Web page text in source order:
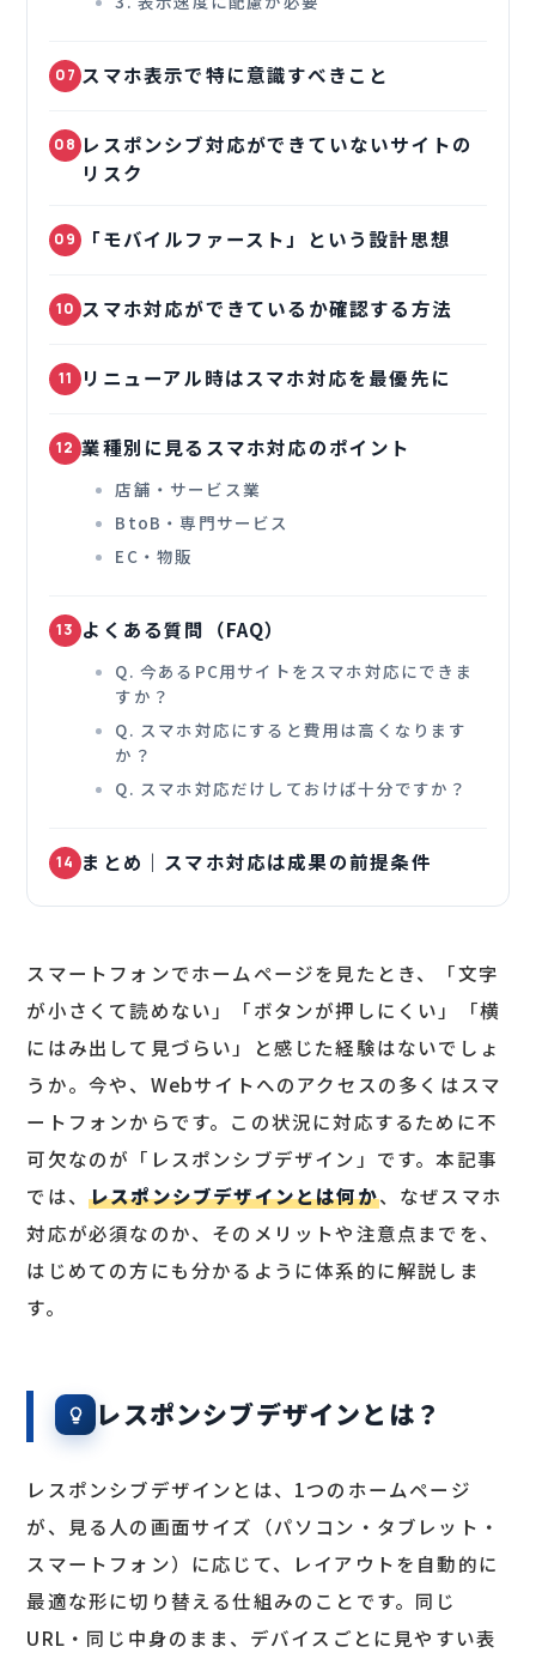
07 スマホ表示で特に意識すべきこと
08 レスポンシブ対応ができていないサイトの
リスク
09 「モバイルファースト」という設計思想
10 スマホ対応ができているか確認する方法
11 リニューアル時はスマホ対応を最優先に
12 業種別に見るスマホ対応のポイント
店舗・サービス業
BtoB・専門サービス
EC・物販
13 よくある質問（FAQ）
Q. 今あるPC用サイトをスマホ対応にできま
すか？
Q. スマホ対応にすると費用は高くなります
か？
Q. スマホ対応だけしておけば十分ですか？
14 まとめ｜スマホ対応は成果の前提条件
スマートフォンでホームページを見たとき、「文字
が小さくて読めない」「ボタンが押しにくい」「横
にはみ出して見づらい」と感じた経験はないでしょ
うか。今や、Webサイトへのアクセスの多くはスマ
ートフォンからです。この状況に対応するために不
可欠なのが「レスポンシブデザイン」です。本記事
では、レスポンシブデザインとは何か、なぜスマホ
対応が必須なのか、そのメリットや注意点までを、
はじめての方にも分かるように体系的に解説しま
す。
レスポンシブデザインとは？
レスポンシブデザインとは、1つのホームページ
が、見る人の画面サイズ（パソコン・タブレット・
スマートフォン）に応じて、レイアウトを自動的に
最適な形に切り替える仕組みのことです。同じ
URL・同じ中身のまま、デバイスごとに見やすい表